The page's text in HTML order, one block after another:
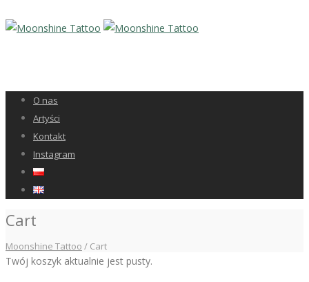
O nas
Artyści
Kontakt
Instagram
Cart
Moonshine Tattoo / Cart
Twój koszyk aktualnie jest pusty.